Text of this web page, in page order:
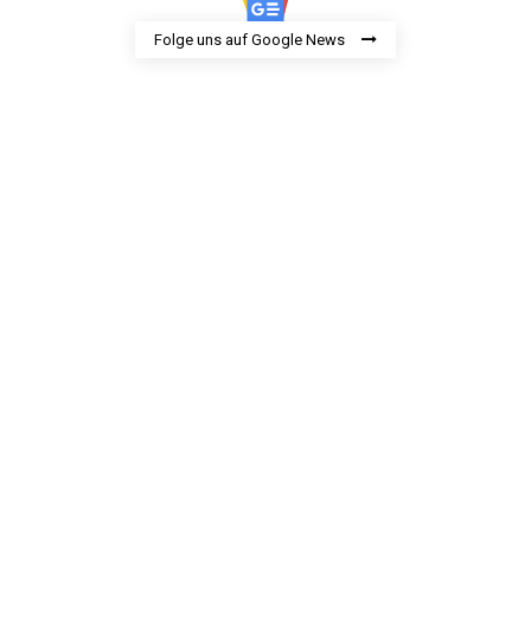
Folge uns auf Google News